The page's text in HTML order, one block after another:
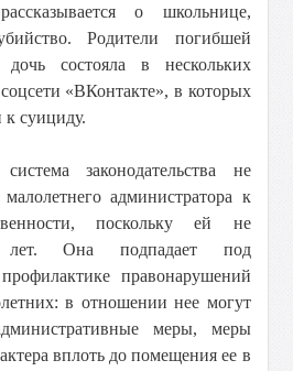
о школьнице,
Родители погибшей
состояла в нескольких
«ВКонтакте», в которых
к суициду.
законодательства не
администратора к
поскольку ей не
лет. Она подпадает под
профилактике правонарушений
в отношении нее могут
меры, меры
вплоть до помещения ее в